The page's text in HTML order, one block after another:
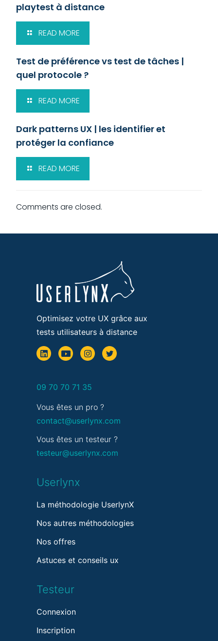
playtest à distance
READ MORE
Test de préférence vs test de tâches |
quel protocole ?
READ MORE
Dark patterns UX | les identifier et
protéger la confiance
READ MORE
Comments are closed.
Optimisez votre UX grâce aux
tests utilisateurs à distance
09 70 70 71 35
Vous êtes un pro ?
contact@userlynx.com
Vous êtes un testeur ?
testeur@userlynx.com
Userlynx
La méthodologie UserlynX
Nos autres méthodologies
Nos offres
Astuces et conseils ux
Testeur
Connexion
Inscription